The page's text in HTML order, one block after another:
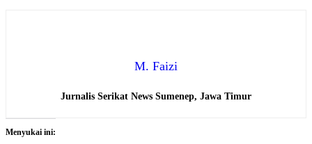
M. Faizi
Jurnalis Serikat News Sumenep, Jawa Timur
Menyukai ini: